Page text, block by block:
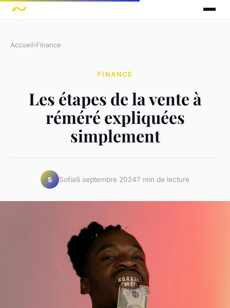
Accueil›Finance
FINANCE
Les étapes de la vente à
réméré expliquées
simplement
S Sofia6 septembre 20247 min de lecture